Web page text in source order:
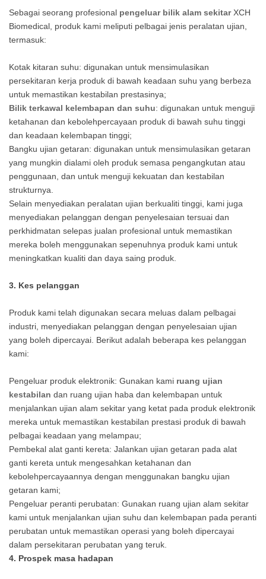
Sebagai seorang profesional pengeluar bilik alam sekitarXCH
Biomedical, produk kami meliputi pelbagai jenis peralatan ujian,
termasuk:
Kotak kitaran suhu: digunakan untuk mensimulasikan
persekitaran kerja produk di bawah keadaan suhu yang berbeza
untuk memastikan kestabilan prestasinya;
Bilik terkawal kelembapan dan suhu: digunakan untuk menguji
ketahanan dan kebolehpercayaan produk di bawah suhu tinggi
dan keadaan kelembapan tinggi;
Bangku ujian getaran: digunakan untuk mensimulasikan getaran
yang mungkin dialami oleh produk semasa pengangkutan atau
penggunaan, dan untuk menguji kekuatan dan kestabilan
strukturnya.
Selain menyediakan peralatan ujian berkualiti tinggi, kami juga
menyediakan pelanggan dengan penyelesaian tersuai dan
perkhidmatan selepas jualan profesional untuk memastikan
mereka boleh menggunakan sepenuhnya produk kami untuk
meningkatkan kualiti dan daya saing produk.
3. Kes pelanggan
Produk kami telah digunakan secara meluas dalam pelbagai
industri, menyediakan pelanggan dengan penyelesaian ujian
yang boleh dipercayai. Berikut adalah beberapa kes pelanggan
kami:
Pengeluar produk elektronik: Gunakan kami ruang ujian
kestabilan dan ruang ujian haba dan kelembapan untuk
menjalankan ujian alam sekitar yang ketat pada produk elektronik
mereka untuk memastikan kestabilan prestasi produk di bawah
pelbagai keadaan yang melampau;
Pembekal alat ganti kereta: Jalankan ujian getaran pada alat
ganti kereta untuk mengesahkan ketahanan dan
kebolehpercayaannya dengan menggunakan bangku ujian
getaran kami;
Pengeluar peranti perubatan: Gunakan ruang ujian alam sekitar
kami untuk menjalankan ujian suhu dan kelembapan pada peranti
perubatan untuk memastikan operasi yang boleh dipercayai
dalam persekitaran perubatan yang teruk.
4. Prospek masa hadapan